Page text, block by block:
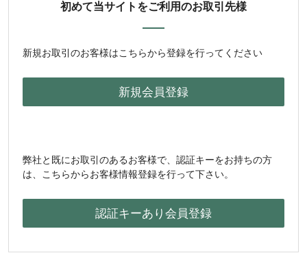
初めて当サイトをご利用のお取引先様
新規お取引のお客様はこちらから登録を行ってください
弊社と既にお取引のあるお客様で、認証キーをお持ちの方
は、こちらからお客様情報登録を行って下さい。